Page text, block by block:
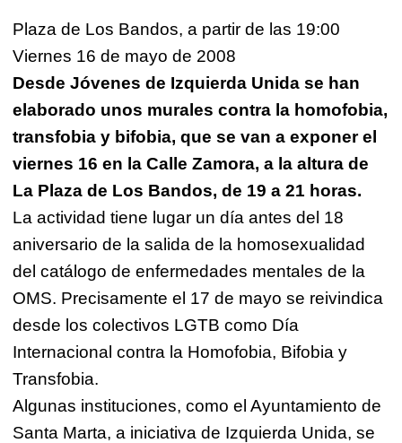
Plaza de Los Bandos, a partir de las 19:00
Viernes 16 de mayo de 2008
Desde Jóvenes de Izquierda Unida se han
elaborado unos murales contra la homofobia,
transfobia y bifobia, que se van a exponer el
viernes 16 en la Calle Zamora, a la altura de
La Plaza de Los Bandos, de 19 a 21 horas.
La actividad tiene lugar un día antes del 18
aniversario de la salida de la homosexualidad
del catálogo de enfermedades mentales de la
OMS. Precisamente el 17 de mayo se reivindica
desde los colectivos LGTB como Día
Internacional contra la Homofobia, Bifobia y
Transfobia.
Algunas instituciones, como el Ayuntamiento de
Santa Marta, a iniciativa de Izquierda Unida, se